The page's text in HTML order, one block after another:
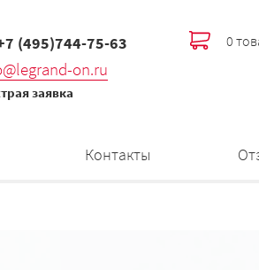
(495)744-75-63
on.ru
заявка
0
Контакты